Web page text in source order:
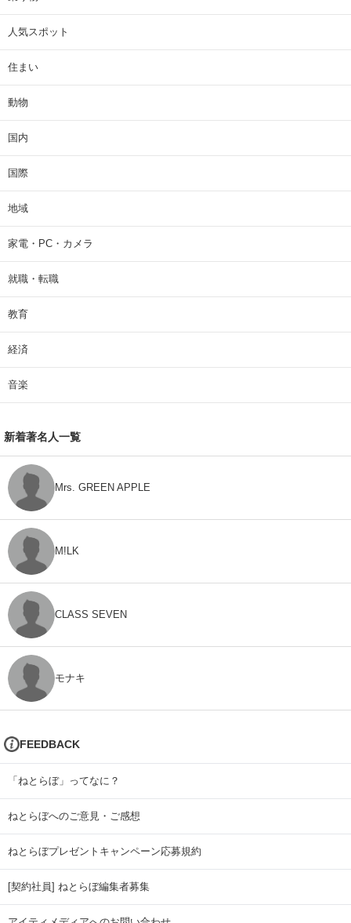
人気スポット
住まい
動物
国内
国際
地域
家電・PC・カメラ
就職・転職
教育
経済
音楽
新着著名人一覧
Mrs. GREEN APPLE
M!LK
CLASS SEVEN
モナキ
FEEDBACK
「ねとらぼ」ってなに？
ねとらぼへのご意見・ご感想
ねとらぼプレゼントキャンペーン応募規約
[契約社員] ねとらぼ編集者募集